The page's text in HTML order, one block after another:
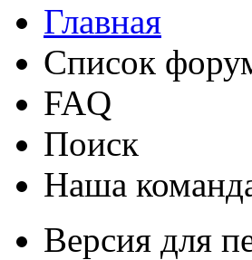
Главная
Список
FAQ
Поиск
Наша
Версия для